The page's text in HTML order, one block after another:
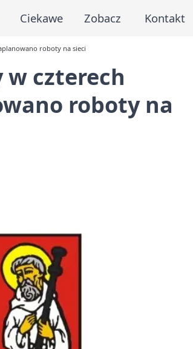
Ciekawe Zobacz Kontakt
roboty na sieci
czterech
roboty na